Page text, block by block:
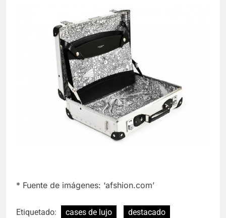
* Fuente de imágenes: ‘afshion.com’
Etiquetado: cases de lujo
destacado